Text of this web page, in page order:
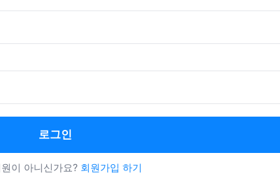
로그인
이 아니신가요? 회원가입 하기